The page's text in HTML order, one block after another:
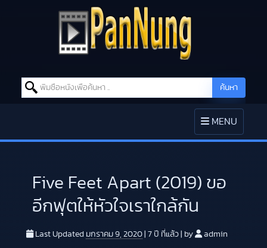
Search for: ค้นหา
TOGGLE
NAVIGATION
MENU
Five Feet Apart (2019) ขอ
อีกฟุตให้หัวใจเราใกล้กัน
Last Updated มกราคม 9, 2020 7 ปี ที่แล้ว by admin